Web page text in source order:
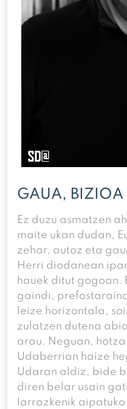
GAUA, BIZIOA
Ez duzu asmatzen
maite ukan dudan,
zehar, autoz eta
Herri diodanean
hauek ditut gogoan.
gaindi,
leize horizontala,
zulatzen dutena
arau. Neguan,
Udaberrian haize
Udaran aldiz, bide
diren belar usain
larrazkenik